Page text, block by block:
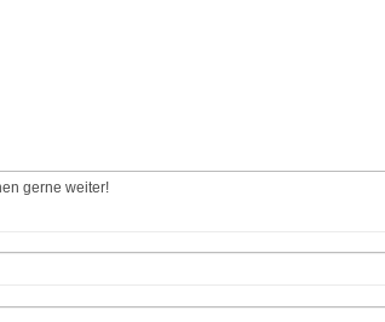
gerne weiter!